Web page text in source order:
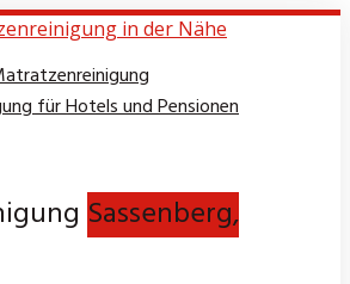
für Hotels und Pensionen
Sassenberg,